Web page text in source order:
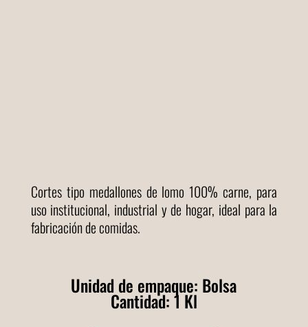
Cortes tipo medallones de lomo 100% carne, para
uso institucional, industrial y de hogar, ideal para la
fabricación de comidas.
Unidad de empaque: Bolsa
Cantidad: 1 Kl